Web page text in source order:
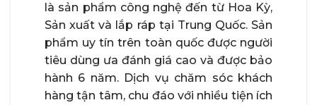
là sản phẩm công nghệ đến từ Hoa Kỳ,
Sản xuất và lắp ráp tại Trung Quốc. Sản
phẩm uy tín trên toàn quốc được người
tiêu dùng ưa đánh giá cao và được bảo
hành 6 năm. Dịch vụ chăm sóc khách
hàng tận tâm, chu đáo với nhiều tiện ích